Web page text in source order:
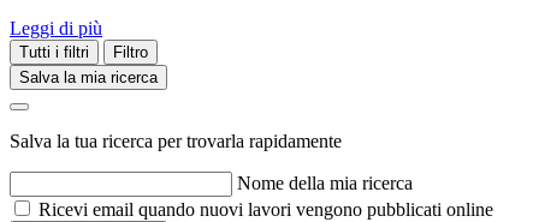
Leggi di più
Tutti i filtri
Filtro
Salva la mia ricerca
Salva la tua ricerca per trovarla rapidamente
Nome della mia ricerca
Ricevi email quando nuovi lavori vengono pubblicati online